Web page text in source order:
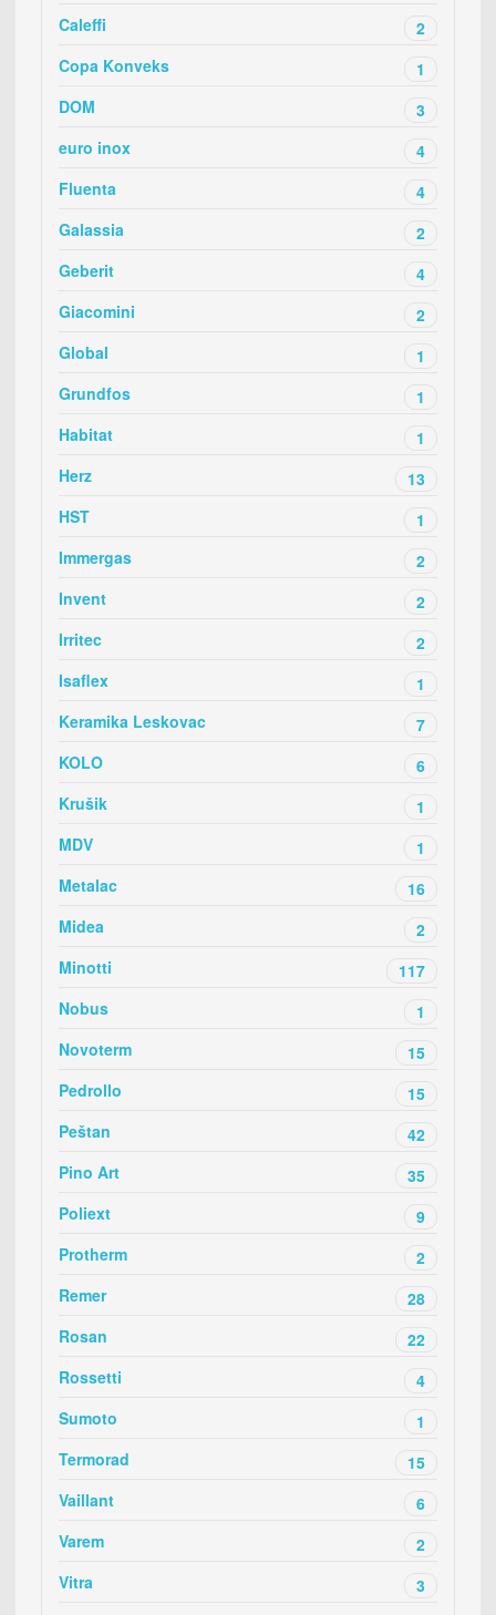
Caleffi
2
Copa Konveks
1
DOM
3
euro inox
4
Fluenta
4
Galassia
2
Geberit
4
Giacomini
2
Global
1
Grundfos
1
Habitat
1
Herz
13
HST
1
Immergas
2
Invent
2
Irritec
2
Isaflex
1
Keramika Leskovac
7
KOLO
6
Krušik
1
MDV
1
Metalac
16
Midea
2
Minotti
117
Nobus
1
Novoterm
15
Pedrollo
15
Peštan
42
Pino Art
35
Poliext
9
Protherm
2
Remer
28
Rosan
22
Rossetti
4
Sumoto
1
Termorad
15
Vaillant
6
Varem
2
Vitra
3